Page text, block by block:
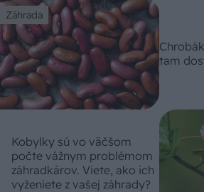
Záhrada
tam
Kobylky sú vo väčšom
počte vážnym problémom
záhradkárov. Viete, ako ich
vyženiete z vašej záhrady?